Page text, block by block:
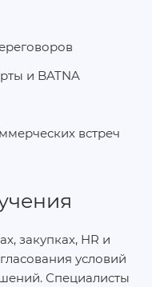
и BATNA
встреч
закупках, HR и
условий
Специалисты